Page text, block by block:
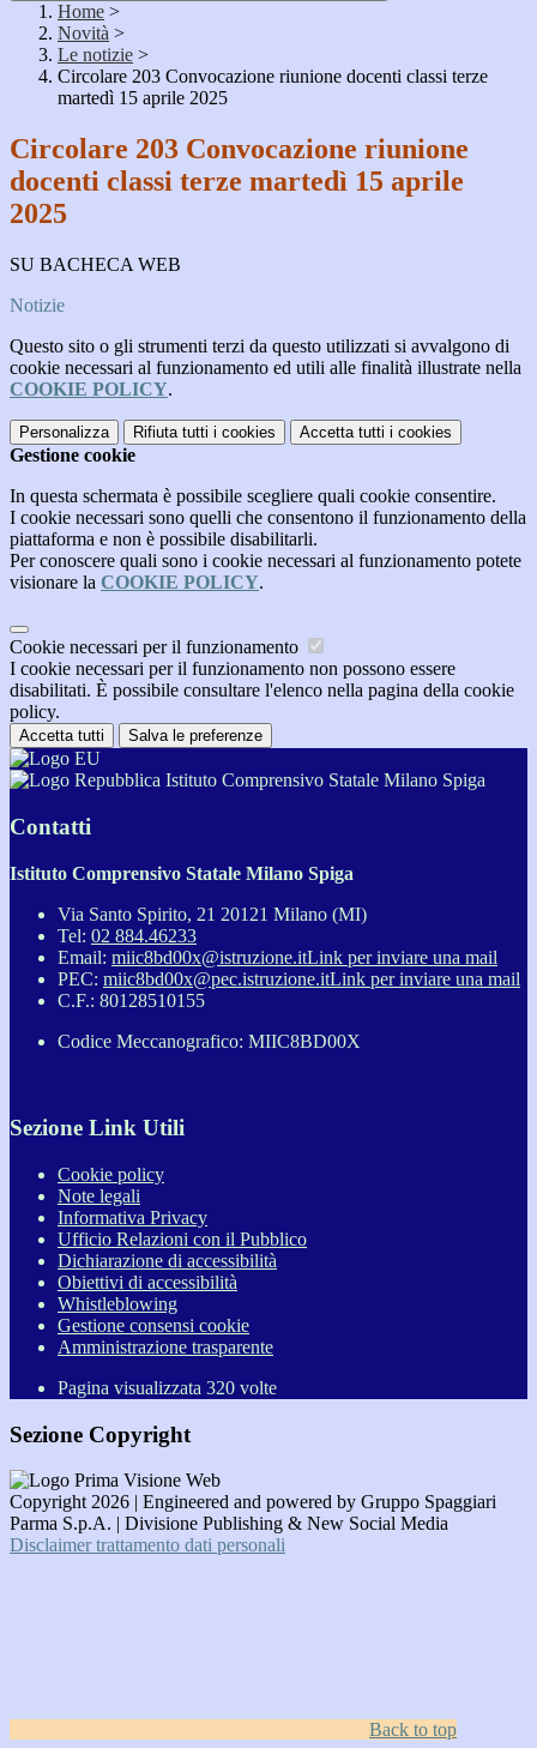
Home >
Novità >
Le notizie >
Circolare 203 Convocazione riunione docenti classi terze
martedì 15 aprile 2025
Circolare 203 Convocazione riunione
docenti classi terze martedì 15 aprile
2025
SU BACHECA WEB
Notizie
Questo sito o gli strumenti terzi da questo utilizzati si avvalgono di
cookie necessari al funzionamento ed utili alle finalità illustrate nella
COOKIE POLICY.
Personalizza Rifiuta tutti i cookies Accetta tutti i cookies
Gestione cookie
In questa schermata è possibile scegliere quali cookie consentire.
I cookie necessari sono quelli che consentono il funzionamento della
piattaforma e non è possibile disabilitarli.
Per conoscere quali sono i cookie necessari al funzionamento potete
visionare la COOKIE POLICY.
Cookie necessari per il funzionamento
I cookie necessari per il funzionamento non possono essere
disabilitati. È possibile consultare l'elenco nella pagina della cookie
policy.
Accetta tutti Salva le preferenze
Istituto Comprensivo Statale Milano Spiga
Contatti
Istituto Comprensivo Statale Milano Spiga
Via Santo Spirito, 21 20121 Milano (MI)
Tel: 02 884.46233
Email: miic8bd00x@istruzione.itLink per inviare una mail
PEC: miic8bd00x@pec.istruzione.itLink per inviare una mail
C.F.: 80128510155
Codice Meccanografico: MIIC8BD00X
Sezione Link Utili
Cookie policy
Note legali
Informativa Privacy
Ufficio Relazioni con il Pubblico
Dichiarazione di accessibilità
Obiettivi di accessibilità
Whistleblowing
Gestione consensi cookie
Amministrazione trasparente
Pagina visualizzata 320 volte
Sezione Copyright
Copyright 2026 | Engineered and powered by Gruppo Spaggiari
Parma S.p.A. | Divisione Publishing & New Social Media
Disclaimer trattamento dati personali
Back to top